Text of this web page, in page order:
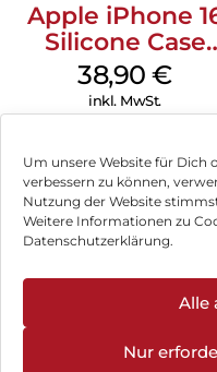
Um unsere Website für Dich
verbessern zu können,
Nutzung der Website
Weitere Informationen zu
Datenschutzerklärung.
Alle
Nur
Apple iPhone
Silicone Case
MagSafe
Ultramarine
38,90€
inkl. MwSt.
Impressum